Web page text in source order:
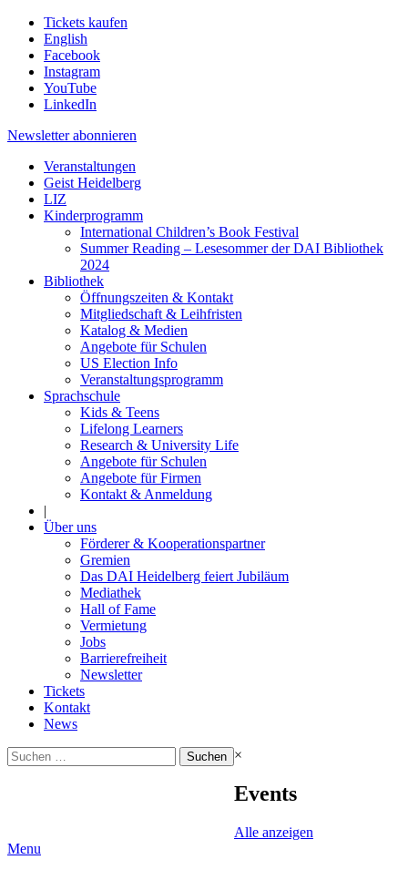
Tickets kaufen
English
Facebook
Instagram
YouTube
LinkedIn
Newsletter abonnieren
Veranstaltungen
Geist Heidelberg
LIZ
Kinderprogramm
International Children’s Book Festival
Summer Reading – Lesesommer der DAI Bibliothek
2024
Bibliothek
Öffnungszeiten & Kontakt
Mitgliedschaft & Leihfristen
Katalog & Medien
Angebote für Schulen
US Election Info
Veranstaltungsprogramm
Sprachschule
Kids & Teens
Lifelong Learners
Research & University Life
Angebote für Schulen
Angebote für Firmen
Kontakt & Anmeldung
|
Über uns
Förderer & Kooperationspartner
Gremien
Das DAI Heidelberg feiert Jubiläum
Mediathek
Hall of Fame
Vermietung
Jobs
Barrierefreiheit
Newsletter
Tickets
Kontakt
News
Suchen
nach:
×
Events
Alle anzeigen
Menu